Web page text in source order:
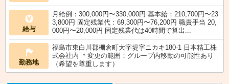
給与
月給例：300,000円〜330,000円 基本給：210,700円〜23
3,800円 固定残業代：69,300円〜76,200円 職責手当 20,
000円〜20,000円 固定残業代は40時間で算出...
勤務地
福島市東白川郡棚倉町大字堤字ニカキ180-1 日本精工株
式会社内 ＊変更の範囲：グループ内移動の可能性あり
（希望を尊重します）